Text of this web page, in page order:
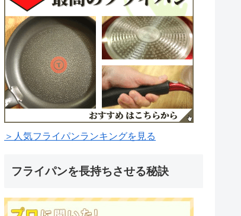
＞人気フライパンランキングを見る
フライパンを長持ちさせる秘訣